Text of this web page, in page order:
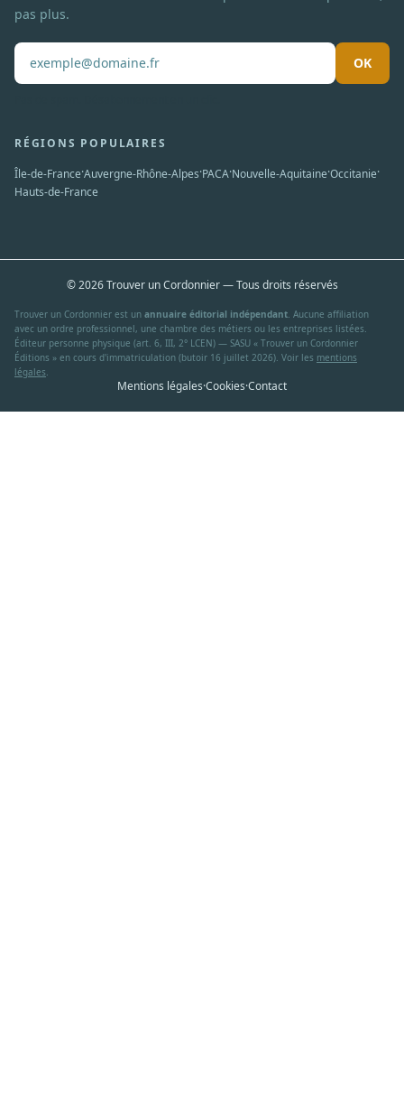
pas plus.
OK
RÉGIONS POPULAIRES
Île-de-France·Auvergne-Rhône-Alpes·PACA·Nouvelle-Aquitaine·Occitanie·
Hauts-de-France
© 2026 Trouver un Cordonnier — Tous droits réservés
Trouver un Cordonnier est un annuaire éditorial indépendant . Aucune affiliation
avec un ordre professionnel, une chambre des métiers ou les entreprises listées.
Éditeur personne physique (art. 6, III, 2° LCEN) — SASU « Trouver un Cordonnier
Éditions » en cours d'immatriculation (butoir 16 juillet 2026). Voir les mentions
légales
Mentions légales·Cookies·Contact